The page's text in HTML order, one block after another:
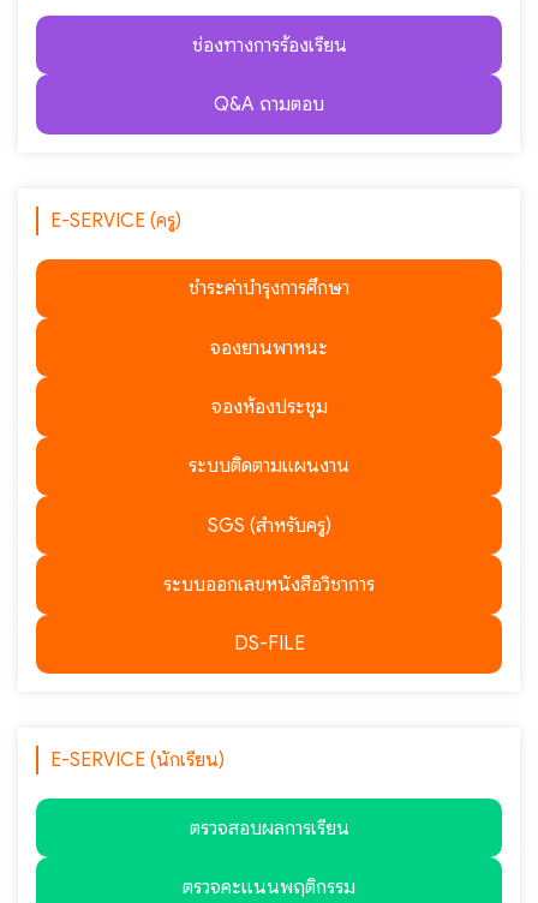
ช่องทางการร้องเรียน
Q&A ถามตอบ
E-SERVICE (ครู)
ชำระค่าบำรุงการศึกษา
จองยานพาหนะ
จองห้องประชุม
ระบบติดตามแผนงาน
SGS (สำหรับครู)
ระบบออกเลขหนังสือวิชาการ
DS-FILE
E-SERVICE (นักเรียน)
ตรวจสอบผลการเรียน
ตรวจคะแนนพฤติกรรม